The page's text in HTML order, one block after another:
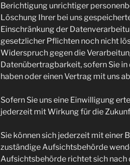
Berichtigung unrichtiger
Löschung Ihrer bei uns
Einschränkung der
gesetzlicher Pflichten noch nicht
Widerspruch gegen die
Datenübertragbarkeit, sofern Sie
haben oder einen Vertrag mit uns
Sofern Sie uns eine Einwilligung
jederzeit mit Wirkung für die
Sie können sich jederzeit mit einer
zuständige Aufsichtsbehörde
Aufsichtsbehörde richtet sich nach